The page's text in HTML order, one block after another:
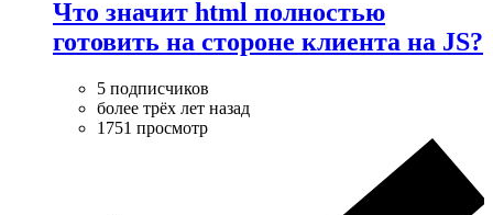
Что значит html полностью
готовить на стороне клиента на JS?
5 подписчиков
более трёх лет назад
1751 просмотр